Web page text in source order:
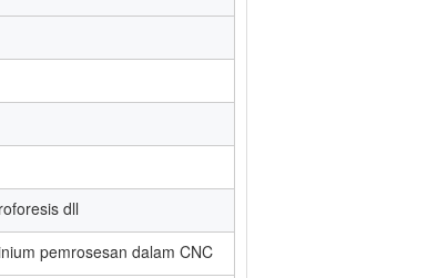
dll
pemrosesan dalam CNC